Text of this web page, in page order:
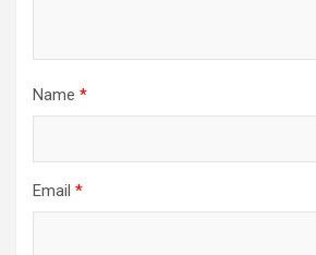
Name *
Email *